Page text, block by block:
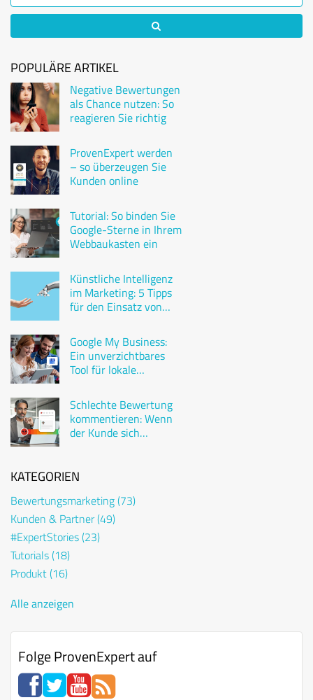
POPULÄRE ARTIKEL
Negative Bewertungen
als Chance nutzen: So
reagieren Sie richtig
ProvenExpert werden
– so überzeugen Sie
Kunden online
Tutorial: So binden Sie
Google-Sterne in Ihrem
Webbaukasten ein
Künstliche Intelligenz
im Marketing: 5 Tipps
für den Einsatz von
Google My Business:
Ein unverzichtbares
Tool für lokale
Schlechte Bewertung
kommentieren: Wenn
der Kunde sich
KATEGORIEN
Bewertungsmarketing(73)
Kunden & Partner(49)
#ExpertStories(23)
Tutorials(18)
Produkt(16)
Alle anzeigen
Folge ProvenExpert auf